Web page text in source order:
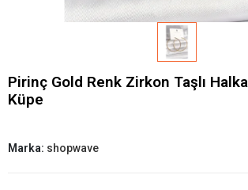
Pirinç Gold Renk Zirkon Taşlı
Küpe
Marka: shopwave